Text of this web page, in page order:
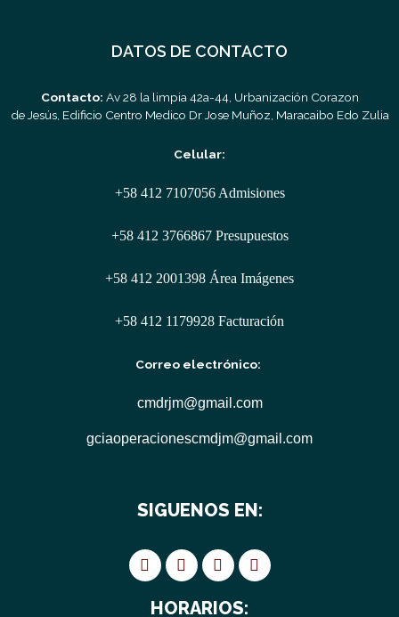
DATOS DE CONTACTO
Contacto: Av 28 la limpia 42a-44, Urbanización Corazon
de Jesús, Edificio Centro Medico Dr Jose Muñoz, Maracaibo Edo Zulia
Celular:
+58 412 7107056 Admisiones
+58 412 3766867 Presupuestos
+58 412 2001398 Área Imágenes
+58 412 1179928 Facturación
Correo electrónico:
cmdrjm@gmail.com
gciaoperacionescmdjm@gmail.com
SIGUENOS EN:
HORARIOS: